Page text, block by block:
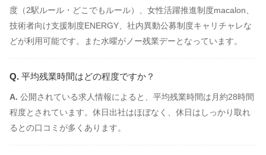
度（2駅ルール・どこでもルール）、女性活躍推進制度macalon、
技術者向け支援制度ENERGY、社内異動公募制度キャリチャレな
どが利用可能です。また水曜がノー残業デーとなっています。
平均残業時間はどの程度ですか？
公開されている求人情報によると、平均残業時間は月約28時間
程度とされています。休日出社はほぼなく、休日はしっかり取れ
るとの口コミが多くあります。